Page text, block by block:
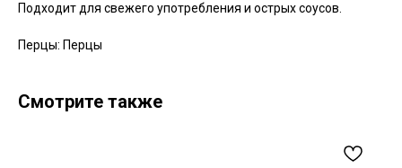
Подходит для свежего употребления и острых соусов.
Перцы: Перцы
Смотрите также